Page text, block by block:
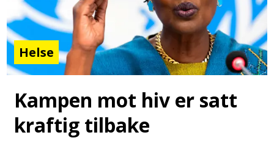
Helse
Kampen mot hiv er satt
kraftig tilbake